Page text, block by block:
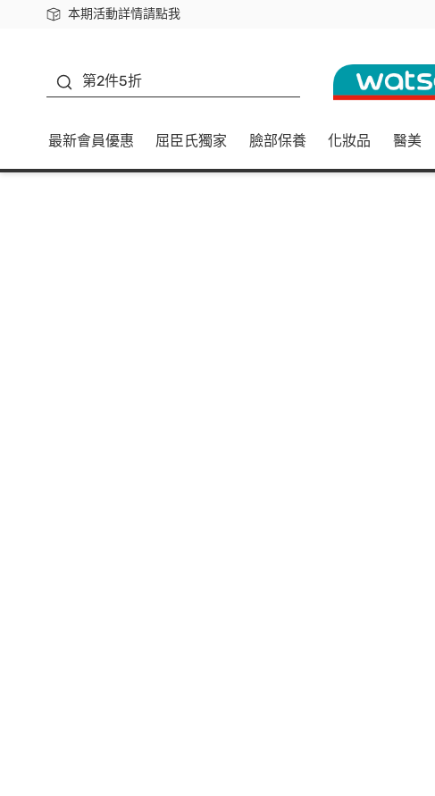
本期活動詳情請點我
下載app最高回饋$350
第2件5折
最新會員優惠 屈臣氏獨家 臉部保養 化妝品 醫美